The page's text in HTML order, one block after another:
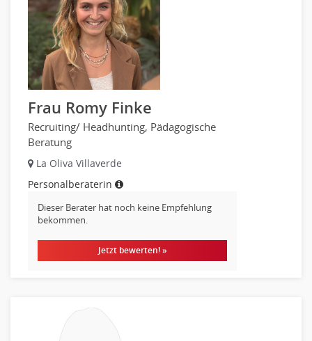
Frau Romy Finke
Recruiting/ Headhunting, Pädagogische
Beratung
La Oliva Villaverde
Personalberaterin
Dieser Berater hat noch keine Empfehlung
bekommen.
Jetzt bewerten! »